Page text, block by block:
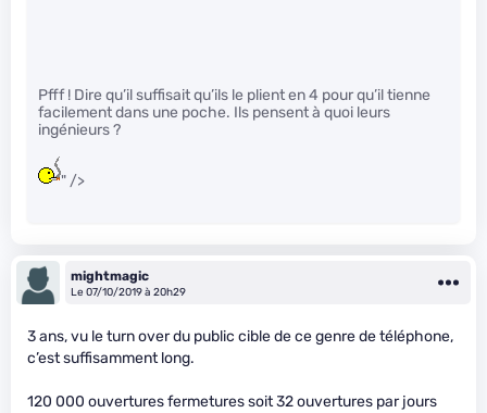
Pfff ! Dire qu’il suffisait qu’ils le plient en 4 pour qu’il tienne
facilement dans une poche. Ils pensent à quoi leurs
ingénieurs ?
" />
mightmagic
Le 07/10/2019 à 20h29
3 ans, vu le turn over du public cible de ce genre de téléphone,
c’est suffisamment long.
120 000 ouvertures fermetures soit 32 ouvertures par jours